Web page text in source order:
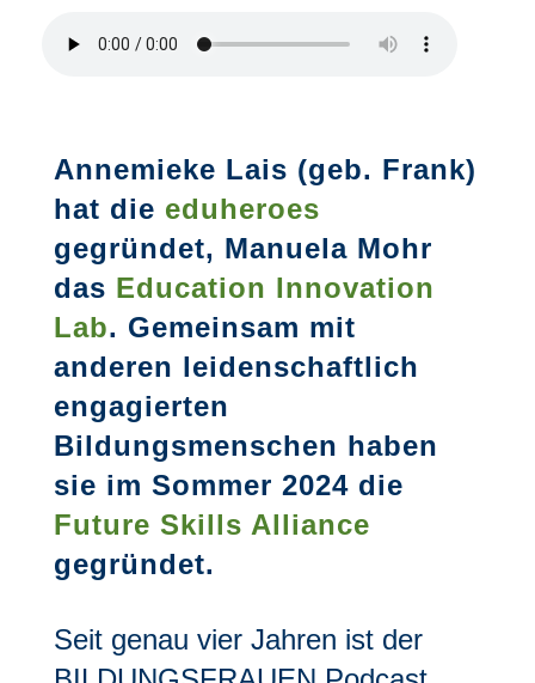
Annemieke Lais (geb. Frank)
hat die eduheroes
gegründet, Manuela Mohr
das Education Innovation
Lab. Gemeinsam mit
anderen leidenschaftlich
engagierten
Bildungsmenschen haben
sie im Sommer 2024 die
Future Skills Alliance
gegründet.
Seit genau vier Jahren ist der